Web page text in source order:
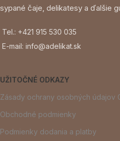
sypané čaje, delikatesy a ďalšie
Tel.: +421 915 530 035
E-mail: info@adelikat.sk
UŽITOČNÉ ODKAZY
Zásady ochrany osobných údajov
Obchodné podmienky
Podmienky dodania a platby